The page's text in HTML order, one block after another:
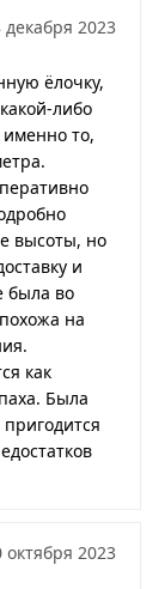
декабря 2023
ёлочку,
либо
то,
высоты, но
и
была во
на
как
Была
октября 2023